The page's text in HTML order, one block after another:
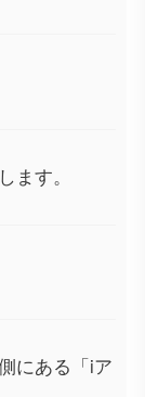
ます。
にある「iア